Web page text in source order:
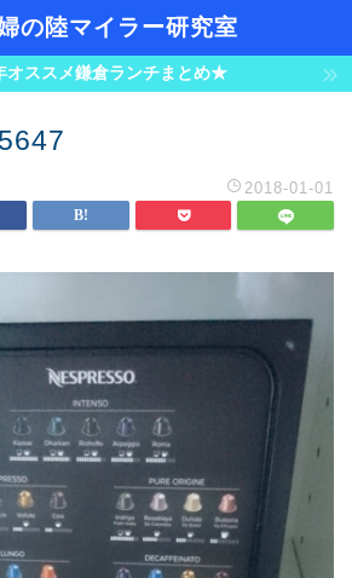
の陸マイラー研究室
ススメ鎌倉ランチまとめ★
2018-01-01